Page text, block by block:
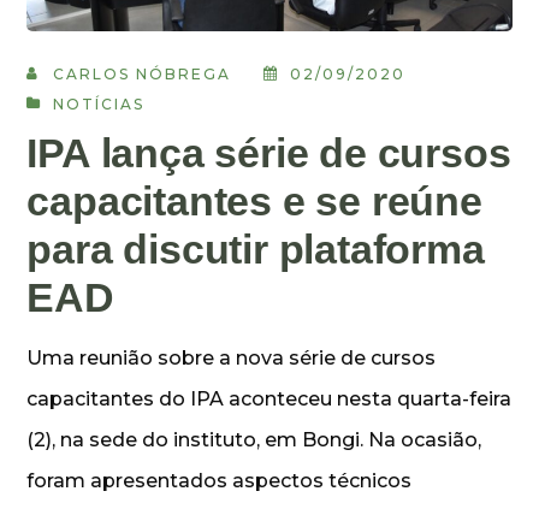
CARLOS NÓBREGA
02/09/2020
NOTÍCIAS
IPA lança série de cursos
capacitantes e se reúne
para discutir plataforma
EAD
Uma reunião sobre a nova série de cursos
capacitantes do IPA aconteceu nesta quarta-feira
(2), na sede do instituto, em Bongi. Na ocasião,
foram apresentados aspectos técnicos